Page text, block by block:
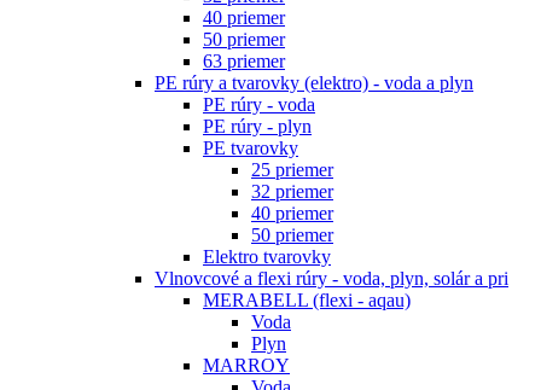
40 priemer
50 priemer
63 priemer
PE rúry a tvarovky (elektro) - voda a plyn
PE rúry - voda
PE rúry - plyn
PE tvarovky
25 priemer
32 priemer
40 priemer
50 priemer
Elektro tvarovky
Vlnovcové a flexi rúry - voda, plyn, solár a pri
MERABELL (flexi - aqau)
Voda
Plyn
MARROY